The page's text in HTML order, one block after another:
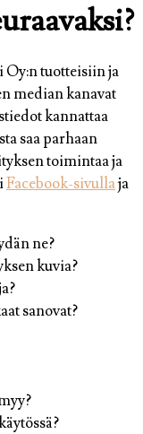
Oy:n tuotteisiin ja
median kanavat
kannattaa
saa parhaan
toimintaa ja
Facebook-sivullaja
ne?
kuvia?
sanovat?